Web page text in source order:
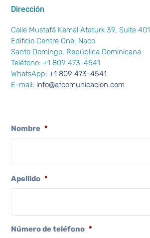
Dirección
Calle Mustafá Kemal Ataturk 39, Suite 401
Edificio Centre One, Naco
Santo Domingo, República Dominicana
Teléfono: +1 809 473-4541
WhatsApp:+1 809 473-4541
E-mail: info@afcomunicacion.com
Nombre *
Apellido *
Número de teléfono *